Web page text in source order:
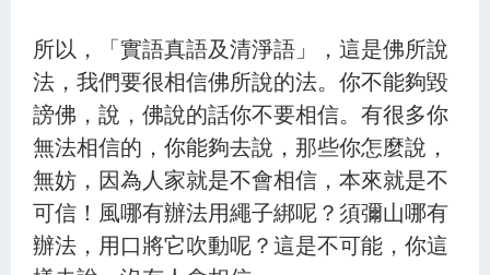
所以，「實語真語及清淨語」，這是佛所說
法，我們要很相信佛所說的法。你不能夠毀
謗佛，說，佛說的話你不要相信。有很多你
無法相信的，你能夠去說，那些你怎麼說，
無妨，因為人家就是不會相信，本來就是不
可信！風哪有辦法用繩子綁呢？須彌山哪有
辦法，用口將它吹動呢？這是不可能，你這